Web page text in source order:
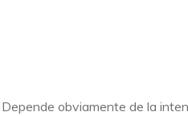
Depende obviamente de la